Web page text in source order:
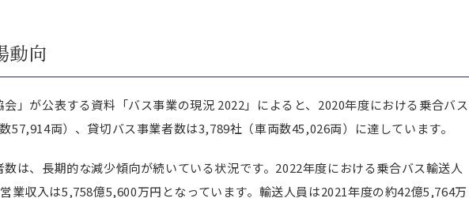
の説明を適切に行う
事例
社と株式会社東急トランセのM&A
ス株式会社と株式会社ウエスト神姫の合併
動向
会」が公表する資料「バス事業の現況 2022」によると、2020年度における乗合バス
57,914両）、貸切バス事業者数は3,789社（車両数45,026両）に達しています。
は、長期的な減少傾向が続いている状況です。2022年度における乗合バス輸送人
業収入は5,758億5,600万円となっています。輸送人員は2021年度の約42億5,764万